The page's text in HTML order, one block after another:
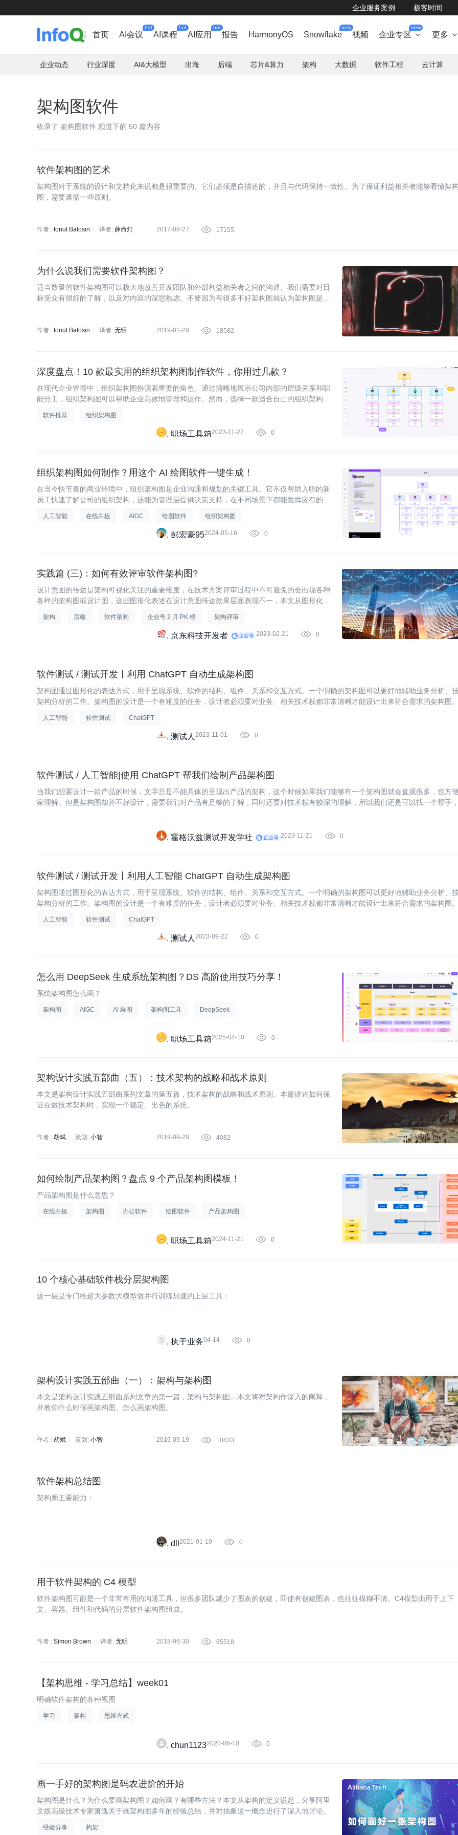
企业服务案例 极客时间
首页 AI会议
hot
AI课程
hot
AI应用
hot
报告 HarmonyOS Snowflake
new
视频 企业专区
new
 更多 
企业动态 行业深度 AI&大模型 出海 后端 芯片&算力 架构 大数据 软件工程 云计算
架构图软件
收录了 架构图软件 频道下的 50 篇内容
软件架构图的艺术
架构图对于系统的设计和文档化来说都是很重要的。它们必须是自描述的，并且与代码保持一致性。为了保证利益相关者能够看懂架构
图，需要遵循一些原则。
作者 : Ionut Balosin 译者: 薛命灯 2017-08-27  17155
为什么说我们需要软件架构图？
适当数量的软件架构图可以极大地改善开发团队和外部利益相关者之间的沟通。我们需要对目
标受众有很好的了解，以及对内容的深思熟虑。不要因为有很多不好架构图就认为架构图是不
作者 : Ionut Balosin 译者: 无明 2019-01-28  18582
深度盘点！10 款最实用的组织架构图制作软件，你用过几款？
在现代企业管理中，组织架构图扮演着重要的角色。通过清晰地展示公司内部的层级关系和职
能分工，组织架构图可以帮助企业高效地管理和运作。然而，选择一款适合自己的组织架构图
软件推荐 组织架构图
职场工具箱2023-11-27  0
组织架构图如何制作？用这个 AI 绘图软件一键生成！
在当今快节奏的商业环境中，组织架构图是企业沟通和规划的关键工具。它不仅帮助入职的新
员工快速了解公司的组织架构，还能为管理层提供决策支持，在不同场景下都能发挥应有的作
人工智能 在线白板 AIGC 绘图软件 组织架构图
彭宏豪952024-05-16  0
实践篇 (三)：如何有效评审软件架构图?
设计意图的传达是架构可视化关注的重要维度，在技术方案评审过程中不可避免的会出现各种
各样的架构图或设计图，这些图形化表述在设计意图传达效果层面表现不一，本文从图形化的
架构 后端 软件架构 企业号 2 月 PK 榜 架构评审
京东科技开发者 2023-02-21  0
软件测试 / 测试开发丨利用 ChatGPT 自动生成架构图
架构图通过图形化的表达方式，用于呈现系统、软件的结构、组件、关系和交互方式。一个明确的架构图可以更好地辅助业务分析、
架构分析的工作。架构图的设计是一个有难度的任务，设计者必须要对业务、相关技术栈都非常清晰才能设计出来符合需求的架构图。
人工智能 软件测试 ChatGPT
测试人 2023-11-01  0
软件测试 / 人工智能|使用 ChatGPT 帮我们绘制产品架构图
当我们想要设计一款产品的时候，文字总是不能具体的呈现出产品的架构，这个时候如果我们能够有一个架构图就会直观很多，也方
家理解。但是架构图却并不好设计，需要我们对产品有足够的了解，同时还要对技术栈有较深的理解，所以我们还是可以找一个帮手
霍格沃兹测试开发学社 2023-11-21  0
软件测试 / 测试开发丨利用人工智能 ChatGPT 自动生成架构图
架构图通过图形化的表达方式，用于呈现系统、软件的结构、组件、关系和交互方式。一个明确的架构图可以更好地辅助业务分析、
架构分析的工作。架构图的设计是一个有难度的任务，设计者必须要对业务、相关技术栈都非常清晰才能设计出来符合需求的架构图。
人工智能 软件测试 ChatGPT
测试人 2023-09-22  0
怎么用 DeepSeek 生成系统架构图？DS 高阶使用技巧分享！
系统架构图怎么画？
架构图 AIGC AI 绘图 架构图工具 DeepSeek
职场工具箱2025-04-10  0
架构设计实践五部曲（五）：技术架构的战略和战术原则
本文是架构设计实践五部曲系列文章的第五篇，技术架构的战略和战术原则。本篇讲述如何保
证在做技术架构时，实现一个稳定、出色的系统。
作者 : 胡斌 策划: 小智 2019-09-28  4082
如何绘制产品架构图？盘点 9 个产品架构图模板！
产品架构图是什么意思？
在线白板 架构图 办公软件 绘图软件 产品架构图
职场工具箱2024-11-21  0
10 个核心基础软件栈分层架构图
这一层是专门给超大参数大模型做并行训练加速的上层工具：
执于业务04-14  0
架构设计实践五部曲（一）：架构与架构图
本文是架构设计实践五部曲系列文章的第一篇，架构与架构图。本文将对架构作深入的阐释，
并教你什么时候画架构图、怎么画架构图。
作者 : 胡斌 策划: 小智 2019-09-19  10833
软件架构总结图
架构师主要能力：
dll 2021-01-10  0
用于软件架构的 C4 模型
软件架构图可能是一个非常有用的沟通工具，但很多团队减少了图表的创建，即使有创建图表，也往往模糊不清。C4模型由用于上下
文、容器、组件和代码的分层软件架构图组成。
作者 : Simon Brown 译者: 无明 2018-06-30  85518
【架构思维 - 学习总结】week01
明确软件架构的各种视图
学习 架构 思维方式
chun11232020-06-10  0
画一手好的架构图是码农进阶的开始
架构图是什么？为什么要画架构图？如何画？有哪些方法？本文从架构的定义说起，分享阿里
文娱高级技术专家箫逸关于画架构图多年的经验总结，并对抽象这一概念进行了深入地讨论。
经验分享 构架